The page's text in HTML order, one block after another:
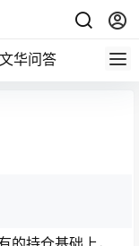
文华问答